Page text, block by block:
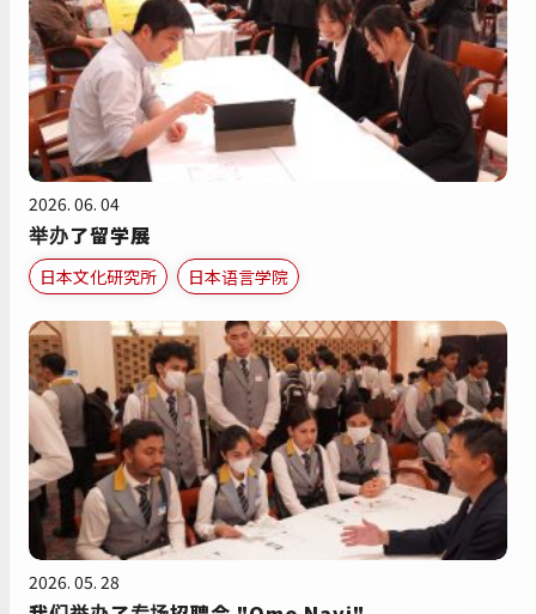
2026. 06. 04
举办了留学展
日本文化研究所 日本语言学院
2026. 05. 28